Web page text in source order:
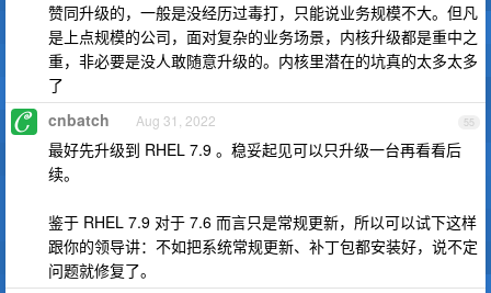
赞同升级的，一般是没经历过毒打，只能说业务规模不大。但凡
是上点规模的公司，面对复杂的业务场景，内核升级都是重中之
重，非必要是没人敢随意升级的。内核里潜在的坑真的太多太多
了
55
cnbatch Aug 31, 2022
最好先升级到 RHEL 7.9 。稳妥起见可以只升级一台再看看后
续。
鉴于 RHEL 7.9 对于 7.6 而言只是常规更新，所以可以试下这样
跟你的领导讲：不如把系统常规更新、补丁包都安装好，说不定
问题就修复了。